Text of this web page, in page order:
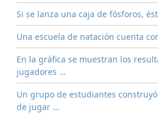
Si se lanza una caja de fósforos,
Una escuela de natación cuenta
En la gráfica se muestran los
jugadores …
Un grupo de estudiantes
de jugar …